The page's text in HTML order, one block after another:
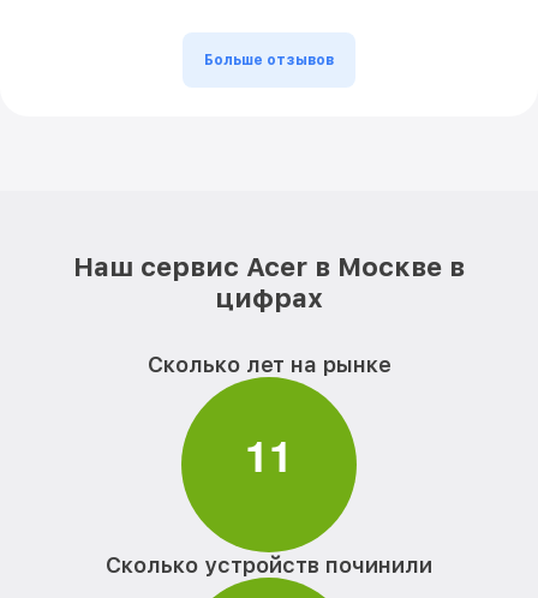
Больше отзывов
Наш сервис Acer в Москве в
цифрах
Сколько лет на рынке
11
Сколько устройств починили